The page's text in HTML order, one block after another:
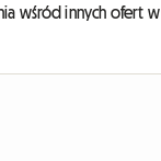
wśród innych ofert w